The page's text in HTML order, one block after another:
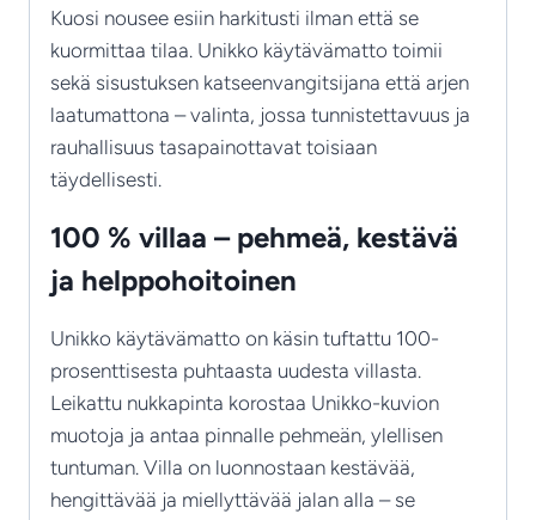
Kuosi nousee esiin harkitusti ilman että se
kuormittaa tilaa. Unikko käytävämatto toimii
sekä sisustuksen katseenvangitsijana että arjen
laatumattona – valinta, jossa tunnistettavuus ja
rauhallisuus tasapainottavat toisiaan
täydellisesti.
100 % villaa – pehmeä, kestävä
ja helppohoitoinen
Unikko käytävämatto on käsin tuftattu 100-
prosenttisesta puhtaasta uudesta villasta.
Leikattu nukkapinta korostaa Unikko-kuvion
muotoja ja antaa pinnalle pehmeän, ylellisen
tuntuman. Villa on luonnostaan kestävää,
hengittävää ja miellyttävää jalan alla – se